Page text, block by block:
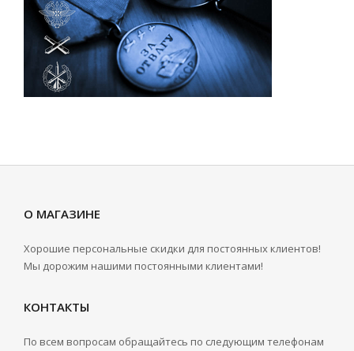
О МАГАЗИНЕ
Хорошие персональные скидки для постоянных клиентов!
Мы дорожим нашими постоянными клиентами!
КОНТАКТЫ
По всем вопросам обращайтесь по следующим телефонам